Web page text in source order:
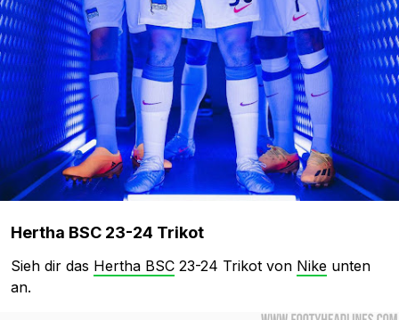
Hertha BSC 23-24 Trikot
Sieh dir das Hertha BSC 23-24 Trikot von Nike unten
an.